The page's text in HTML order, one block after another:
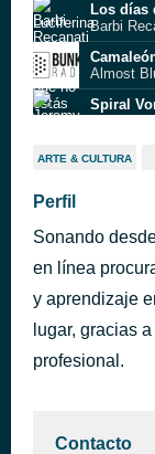
Los días
Barbi
Almost
Spiral
La
Jazz the
Una Perla
Tubará
ARTE & CULTURA
Perfil
Sonando
en línea
y aprendizaje
lugar, gracias
profesional.
Contacto